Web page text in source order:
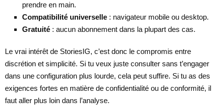
prendre en main.
Compatibilité universelle : navigateur mobile ou desktop.
Gratuité : aucun abonnement dans la plupart des cas.
Le vrai intérêt de StoriesIG, c’est donc le compromis entre
discrétion et simplicité. Si tu veux juste consulter sans t’engager
dans une configuration plus lourde, cela peut suffire. Si tu as des
exigences fortes en matière de confidentialité ou de conformité, il
faut aller plus loin dans l’analyse.